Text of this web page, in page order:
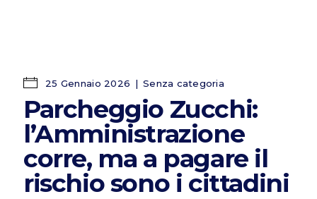
25 Gennaio 2026 Senza categoria
Parcheggio Zucchi:
l’Amministrazione
corre, ma a pagare il
rischio sono i cittadini